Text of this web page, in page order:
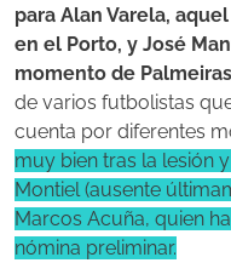
para Alan Varela,
en el Porto, y José
momento de Palmeiras
de varios futbolistas
cuenta por diferentes
muy bien tras la lesión
Montiel (ausente
Marcos Acuña, quien
nómina preliminar.